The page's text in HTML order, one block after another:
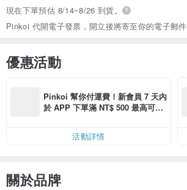
現在下單預估 8/14~8/26 到貨。
Pinkoi 代開電子發票，開立後將寄至你的電子郵件
優惠活動
Pinkoi 幫你付運費！新會員 7 天內
於 APP 下單滿 NT$ 500 最高可折
活動詳情
關於品牌